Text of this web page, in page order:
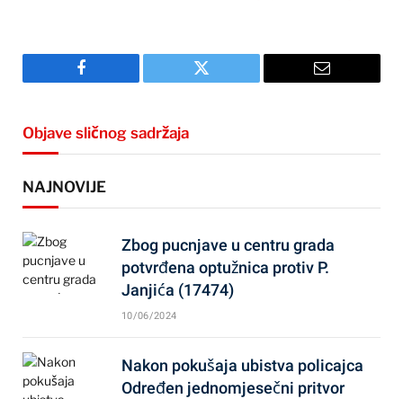
Facebook Twitter Email
Objave sličnog sadržaja
NAJNOVIJE
Zbog pucnjave u centru grada
potvrđena optužnica protiv P.
Janjića (17474)
10/06/2024
Nakon pokušaja ubistva policajca
Određen jednomjesečni pritvor